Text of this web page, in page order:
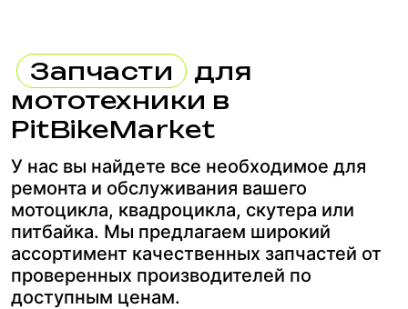
Запчасти
для
мототехники в
PitBikeMarket
У нас вы найдете все необходимое для
ремонта и обслуживания вашего
мотоцикла, квадроцикла, скутера или
питбайка. Мы предлагаем широкий
ассортимент качественных запчастей от
проверенных производителей по
доступным ценам.